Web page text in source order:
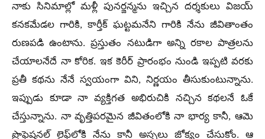
నాకు సినిమాల్లో మళ్లీ పునర్జన్మను ఇచ్చిన దర్శకులు విజయ్
కనకమేడల గారికి, కార్తీక్ ఘట్టమనేని గారికి నేను జీవితాంతం
రుణపడి ఉంటాను. ప్రస్తుతం నటుడిగా అన్ని రకాల పాత్రలను
చేయాలనేదే నా కోరిక. ఇక కెరీర్ ప్రారంభం నుండి ఇప్పటి వరకు
ప్రతీ కథను నేనే స్వయంగా విని, నిర్ణయం తీసుకుంటున్నాను.
ఇప్పుడు కూడా నా వ్యక్తిగత అభిరుచికి నచ్చిన కథలనే ఓకే
చేస్తున్నాను. నా వృత్తిపరమైన జీవితంలోకి నా భార్య కానీ, ఆమె
ప్రొఫెషనల్ లైఫ్‌లోకి నేను కానీ అస్సలు జోక్యం చేసుకోం. ఆ